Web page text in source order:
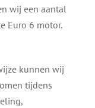
wij een aantal
Euro 6 motor.
kunnen wij
tijdens